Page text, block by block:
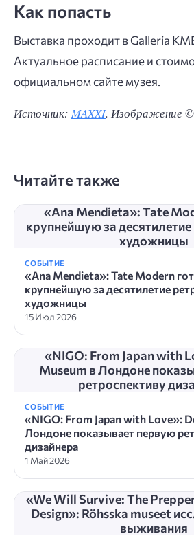
Как попасть
Выставка проходит в Galleria
Актуальное расписание и
официальном сайте музея.
Источник: MAXXI. Изображение
Читайте также
«Ana Mendieta»: Tate
крупнейшую за
художницы
СОБЫТИЕ
«Ana Mendieta»: Tate Modern
крупнейшую за десятилетие
художницы
15 Июл 2026
«NIGO: From Japan with
Museum в Лондоне
ретроспективу
СОБЫТИЕ
«NIGO: From Japan with Love»:
Лондоне показывает первую
дизайнера
1 Май 2026
«We Will Survive: The
Design»: Röhsska museet
выживания